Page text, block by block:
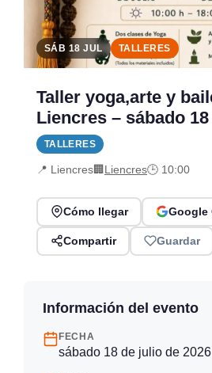
SÁB 18 JUL TALLERES
Taller yoga,arte y
Liencres – sábado
TALLERES
📍 Liencres🏢Liencres🕒 10:00
Cómo llegar Google
Compartir Guardar
Información del evento
FECHA
sábado 18 de julio de 2026